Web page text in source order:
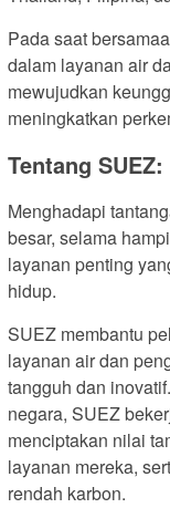
Pada saat
dalam layanan air
mewujudkan
meningkatkan
Tentang SUEZ:
Menghadapi
besar, selama
layanan penting
hidup.
SUEZ membantu
layanan air dan
tangguh dan
negara, SUEZ
menciptakan nilai
layanan mereka,
rendah karbon.